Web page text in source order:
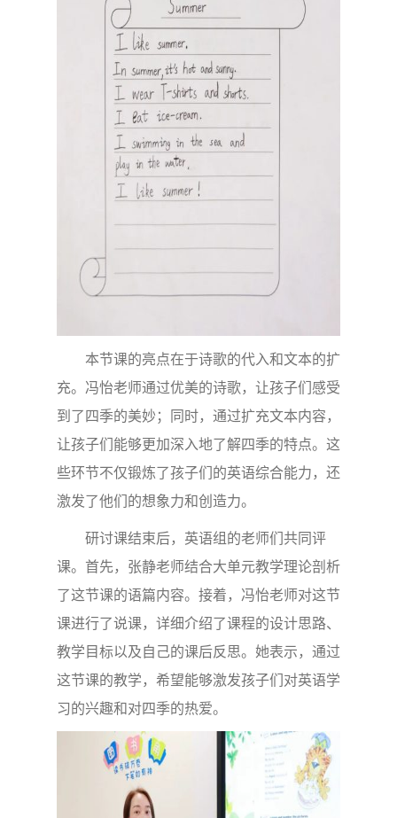
本节课的亮点在于诗歌的代入和文本的扩
充。冯怡老师通过优美的诗歌，让孩子们感受
到了四季的美妙；同时，通过扩充文本内容，
让孩子们能够更加深入地了解四季的特点。这
些环节不仅锻炼了孩子们的英语综合能力，还
激发了他们的想象力和创造力。
研讨课结束后，英语组的老师们共同评
课。首先，张静老师结合大单元教学理论剖析
了这节课的语篇内容。接着，冯怡老师对这节
课进行了说课，详细介绍了课程的设计思路、
教学目标以及自己的课后反思。她表示，通过
这节课的教学，希望能够激发孩子们对英语学
习的兴趣和对四季的热爱。